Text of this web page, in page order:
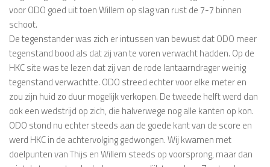
voor ODO goed uit toen Willem op slag van rust de 7-7 binnen
schoot.
De tegenstander was zich er intussen van bewust dat ODO meer
tegenstand bood als dat zij van te voren verwacht hadden. Op de
HKC site was te lezen dat zij van de rode lantaarndrager weinig
tegenstand verwachtte. ODO streed echter voor elke meter en
zou zijn huid zo duur mogelijk verkopen. De tweede helft werd dan
ook een wedstrijd op zich, die halverwege nog alle kanten op kon.
ODO stond nu echter steeds aan de goede kant van de score en
werd HKC in de achtervolging gedwongen. Wij kwamen met
doelpunten van Thijs en Willem steeds op voorsprong, maar dan